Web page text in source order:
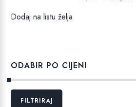
Dodaj na listu želja
ODABIR PO CIJENI
Min
MaksFILTRIRAJ